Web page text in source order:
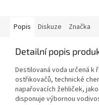
Popis Diskuze Značka
Detailní popis
Destilovaná voda určená k
ostřikovačů, technické
napařovacích žehliček,
disponuje výbornou